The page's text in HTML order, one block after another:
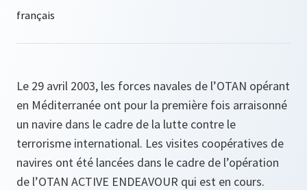
Le 29 avril 2003, les forces navales de l’OTAN opérant
en Méditerranée ont pour la première fois arraisonné
un navire dans le cadre de la lutte contre le
terrorisme international. Les visites coopératives de
navires ont été lancées dans le cadre de l’opération
de l’OTAN ACTIVE ENDEAVOUR qui est en cours.